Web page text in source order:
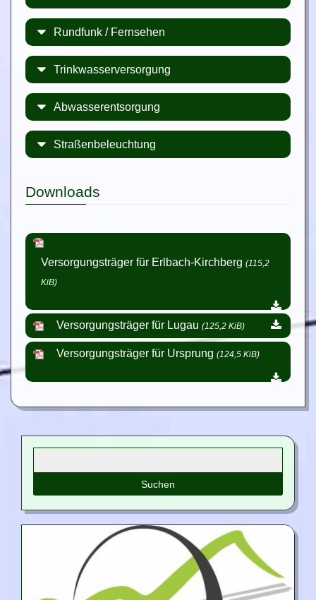
Rundfunk / Fernsehen
Trinkwasserversorgung
Abwasserentsorgung
Straßenbeleuchtung
Downloads
Versorgungsträger für Erlbach-Kirchberg (115,2
KiB)
Versorgungsträger für Lugau (125,2 KiB)
Versorgungsträger für Ursprung (124,5 KiB)